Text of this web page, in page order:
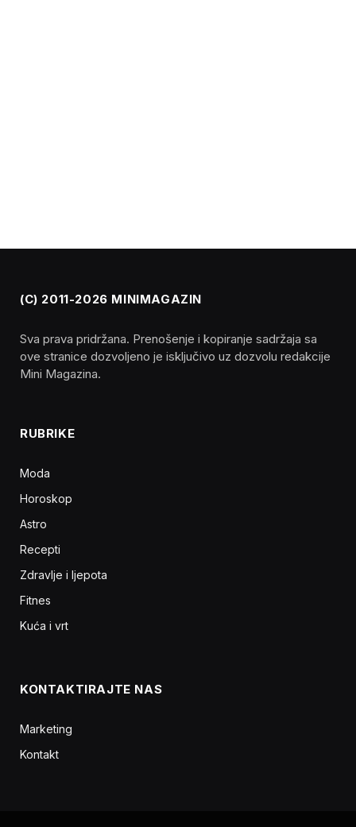
(C) 2011-2026 MINIMAGAZIN
Sva prava pridržana. Prenošenje i kopiranje sadržaja sa
ove stranice dozvoljeno je isključivo uz dozvolu redakcije
Mini Magazina.
RUBRIKE
Moda
Horoskop
Astro
Recepti
Zdravlje i ljepota
Fitnes
Kuća i vrt
KONTAKTIRAJTE NAS
Marketing
Kontakt